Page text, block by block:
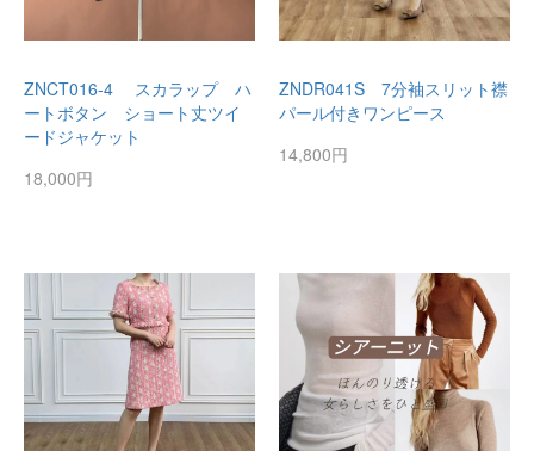
ZNCT016-4 スカラップ ハ
ートボタン ショート丈ツイ
ードジャケット
18,000円
ZNDR041S 7分袖スリット襟
パール付きワンピース
14,800円